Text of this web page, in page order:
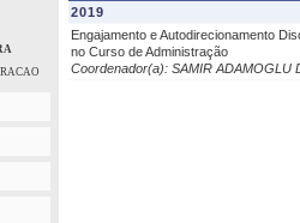
2019
Engajamento e Autodirecionamento
no Curso de Administração
Coordenador(a): SAMIR ADAMOGLU